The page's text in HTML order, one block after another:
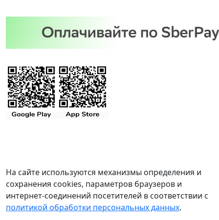
На сайте используются механизмы определения и
сохранения cookies, параметров браузеров и
интернет-соединений посетителей в соответствии с
политикой обработки персональных данных.